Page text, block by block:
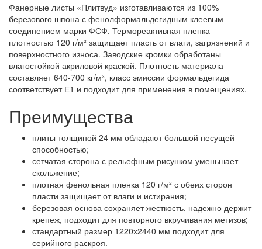
Фанерные листы «Плитвуд» изготавливаются из 100%
березового шпона с фенолформальдегидным клеевым
соединением марки ФСФ. Термореактивная пленка
плотностью 120 г/м² защищает пласть от влаги, загрязнений и
поверхностного износа. Заводские кромки обработаны
влагостойкой акриловой краской. Плотность материала
составляет 640-700 кг/м³, класс эмиссии формальдегида
соответствует Е1 и подходит для применения в помещениях.
Преимущества
плиты толщиной 24 мм обладают большой несущей
способностью;
сетчатая сторона с рельефным рисунком уменьшает
скольжение;
плотная фенольная пленка 120 г/м² с обеих сторон
пласти защищает от влаги и истирания;
березовая основа сохраняет жесткость, надежно держит
крепеж, подходит для повторного вкручивания метизов;
стандартный размер 1220х2440 мм подходит для
серийного раскроя.